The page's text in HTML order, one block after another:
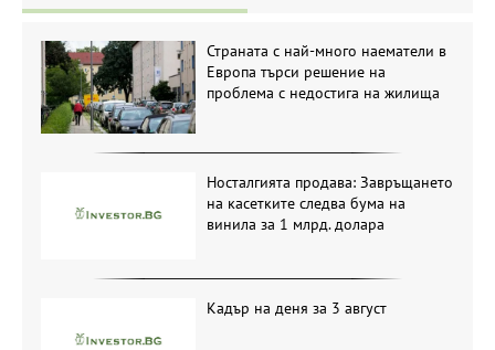
Страната с най-много наематели в
Европа търси решение на
проблема с недостига на жилища
Носталгията продава: Завръщането
на касетките следва бума на
винила за 1 млрд. долара
Кадър на деня за 3 август